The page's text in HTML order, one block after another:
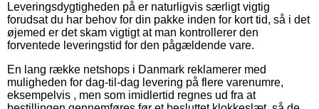
Leveringsdygtigheden på er naturligvis særligt vigtig
forudsat du har behov for din pakke inden for kort tid, så i det
øjemed er det skam vigtigt at man kontrollerer den
forventede leveringstid for den pågældende vare.
En lang række netshops i Danmark reklamerer med
muligheden for dag-til-dag levering på flere varenumre,
eksempelvis , men som imidlertid regnes ud fra at